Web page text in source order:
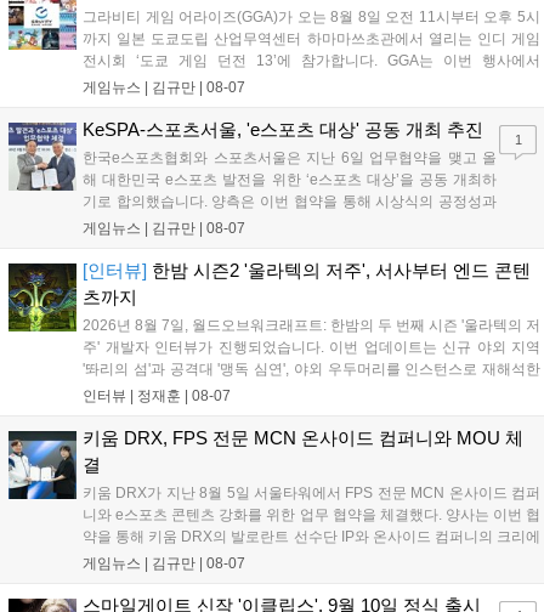
그라비티 게임 어라이즈(GGA)가 오는 8월 8일 오전 11시부터 오후 5시
까지 일본 도쿄도립 산업무역센터 하마마쓰초관에서 열리는 인디 게임
전시회 ‘도쿄 게임 던전 13’에 참가합니다. GGA는 이번 행사에서
‘JALECO ARCADE COLLECTION’ 시리즈의 미공개 작품 12종을 최초
입니다. 시연 참여 관람객에게는 선착순으로 특별 굿즈를 증정하며, 인
게임뉴스 | 김규만 | 08-07
KeSPA-스포츠서울, 'e스포츠 대상' 공동 개최 추진
한국e스포츠협회와 스포츠서울은 지난 6일 업무협약을 맺고 올
해 대한민국 e스포츠 발전을 위한 ‘e스포츠 대상’을 공동 개최하
기로 합의했습니다. 양측은 이번 협약을 통해 시상식의 공정성과
전문성을 강화하고 MZ세대를 겨냥한 미디어 영향력을 확대해 e
김영만 회장은 10년 만에 재추진되는 이번 시상식이 e스포츠의
성과와 가치를 널리 알리는 권위 있는 행사가 되도록 노력하겠다
고 밝혔습니다....
게임뉴스 | 김규만 | 08-07
1
[인터뷰] 한밤 시즌2 '울라텍의 저주', 서사부터 엔드 콘텐
츠까지
2026년 8월 7일, 월드오브워크래프트: 한밤의 두 번째 시즌 '울라텍의 저
주' 개발자 인터뷰가 진행되었습니다. 이번 업데이트는 신규 야외 지역
'똬리의 섬'과 공격대 '맹독 심연', 야외 우두머리를 인스턴스로 재해석한
'소굴'을 포함합니다. 개발진은 하우징 시스템 개선 및 신화+ 던전 로테이
를 표했습니다....
인터뷰 | 정재훈 | 08-07
키움 DRX, FPS 전문 MCN 온사이드 컴퍼니와 MOU 체
결
키움 DRX가 지난 8월 5일 서울타워에서 FPS 전문 MCN 온사이드 컴퍼
니와 e스포츠 콘텐츠 강화를 위한 업무 협약을 체결했다. 양사는 이번 협
약을 통해 키움 DRX의 발로란트 선수단 IP와 온사이드 컴퍼니의 크리에
이터 네트워크를 결합하여 정규 및 특별 콘텐츠를 공동 기획한다. 또한
오프라인 연계 프로그램을 순차적으로 선보이며 e스포츠 생태계 확장에
게임뉴스 | 김규만 | 08-07
스마일게이트 신작 '이클립스', 9월 10일 정식 출시